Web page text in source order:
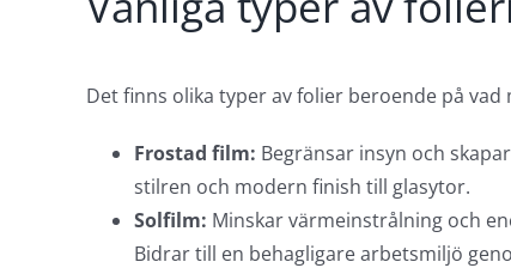
Det finns olika typer av folier beroende på
Frostad film: Begränsar insyn och
stilren och modern finish till glasytor.
Solfilm: Minskar värmeinstrålning och
Bidrar till en behagligare arbetsmiljö